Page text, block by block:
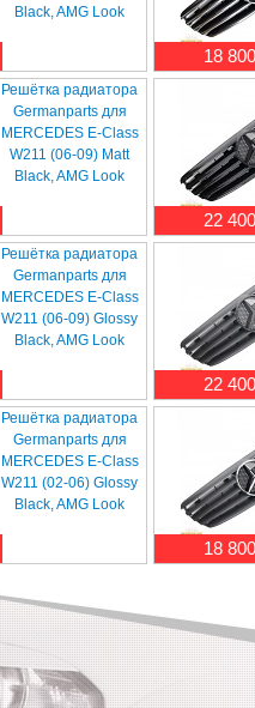
Black, AMG Look
18
Решётка радиатора
Germanparts для
MERCEDES E-Class
W211 (06-09) Matt
Black, AMG Look
22
Решётка радиатора
Germanparts для
MERCEDES E-Class
W211 (06-09) Glossy
Black, AMG Look
22
Решётка радиатора
Germanparts для
MERCEDES E-Class
W211 (02-06) Glossy
Black, AMG Look
18